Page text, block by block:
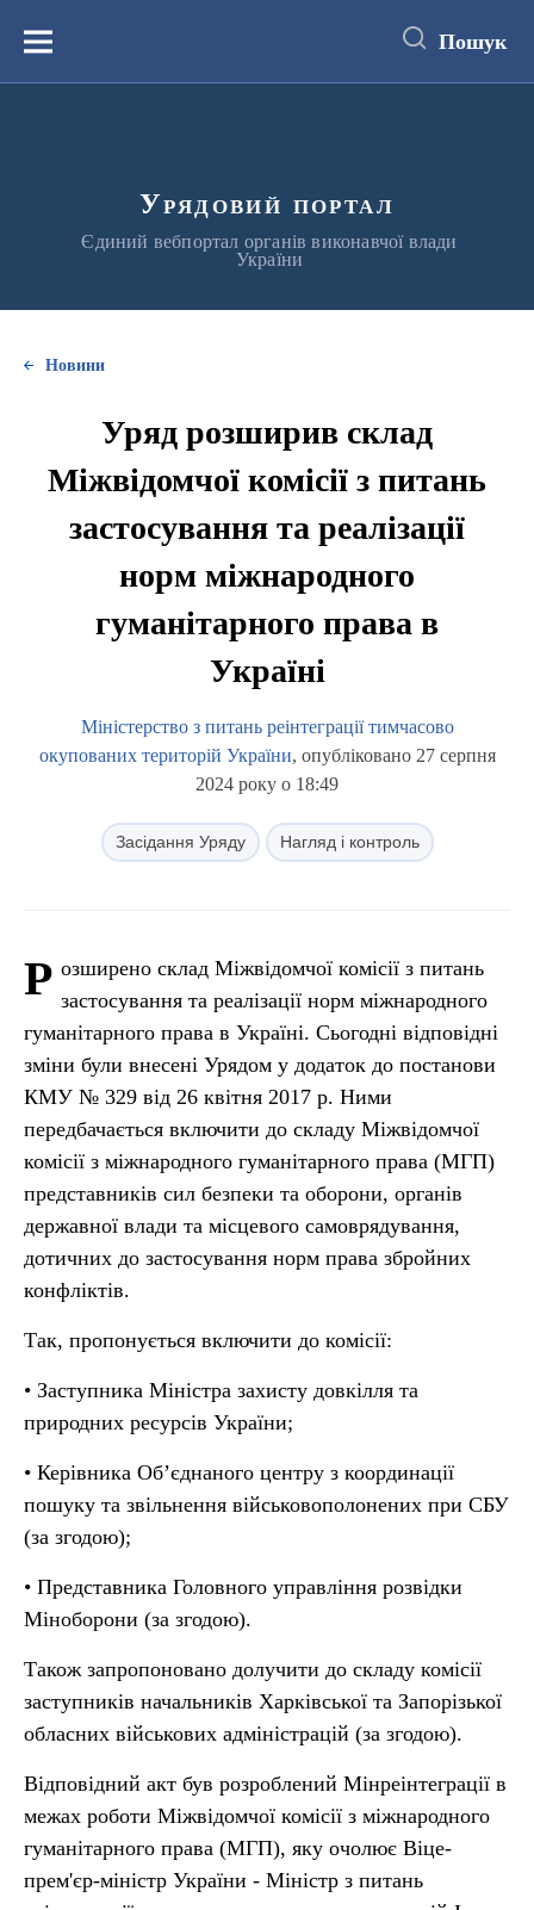
вмістуМеню Пошук
Урядовий портал
Єдиний вебпортал органів виконавчої влади
України
Новини
Уряд розширив склад
Міжвідомчої комісії з питань
застосування та реалізації
норм міжнародного
гуманітарного права в
Україні
Міністерство з питань реінтеграції тимчасово
окупованих територій України, опубліковано 27 серпня
2024 року о 18:49
Засідання Уряду Нагляд і контроль
Р озширено склад Міжвідомчої комісії з питань
застосування та реалізації норм міжнародного
гуманітарного права в Україні. Сьогодні відповідні
зміни були внесені Урядом у додаток до постанови
КМУ № 329 від 26 квітня 2017 р. Ними
передбачається включити до складу Міжвідомчої
комісії з міжнародного гуманітарного права (МГП)
представників сил безпеки та оборони, органів
державної влади та місцевого самоврядування,
дотичних до застосування норм права збройних
конфліктів.
Так, пропонується включити до комісії:
• Заступника Міністра захисту довкілля та
природних ресурсів України;
• Керівника Об’єднаного центру з координації
пошуку та звільнення військовополонених при СБУ
(за згодою);
• Представника Головного управління розвідки
Міноборони (за згодою).
Також запропоновано долучити до складу комісії
заступників начальників Харківської та Запорізької
обласних військових адміністрацій (за згодою).
Відповідний акт був розроблений Мінреінтеграції в
межах роботи Міжвідомчої комісії з міжнародного
гуманітарного права (МГП), яку очолює Віце-
прем'єр-міністр України - Міністр з питань